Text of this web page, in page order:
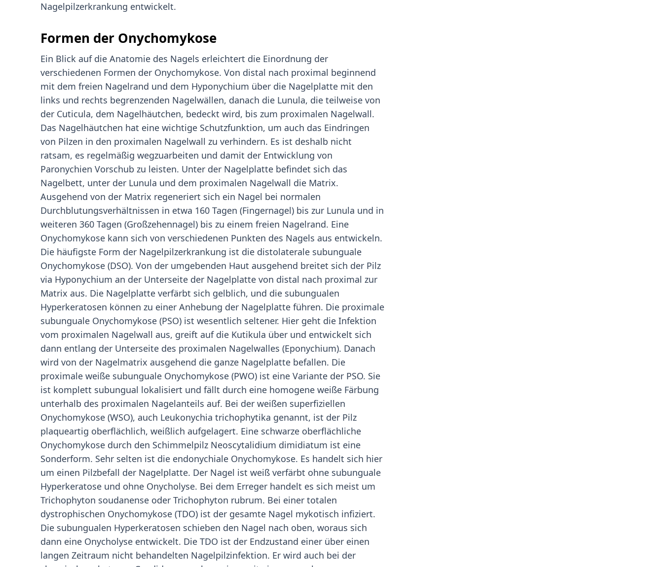
Nagelpilzerkrankung entwickelt.
Formen der Onychomykose
Ein Blick auf die Anatomie des Nagels erleichtert die Einordnung der
verschiedenen Formen der Onychomykose. Von distal nach proximal beginnend
mit dem freien Nagelrand und dem Hyponychium über die Nagelplatte mit den
links und rechts begrenzenden Nagelwällen, danach die Lunula, die teilweise von
der Cuticula, dem Nagelhäutchen, bedeckt wird, bis zum proximalen Nagelwall.
Das Nagelhäutchen hat eine wichtige Schutzfunktion, um auch das Eindringen
von Pilzen in den proximalen Nagelwall zu verhindern. Es ist deshalb nicht
ratsam, es regelmäßig wegzuarbeiten und damit der Entwicklung von
Paronychien Vorschub zu leisten. Unter der Nagelplatte befindet sich das
Nagelbett, unter der Lunula und dem proximalen Nagelwall die Matrix.
Ausgehend von der Matrix regeneriert sich ein Nagel bei normalen
Durchblutungsverhältnissen in etwa 160 Tagen (Fingernagel) bis zur Lunula und in
weiteren 360 Tagen (Großzehennagel) bis zu einem freien Nagelrand. Eine
Onychomykose kann sich von verschiedenen Punkten des Nagels aus entwickeln.
Die häufigste Form der Nagelpilzerkrankung ist die distolaterale subunguale
Onychomykose (DSO). Von der umgebenden Haut ausgehend breitet sich der Pilz
via Hyponychium an der Unterseite der Nagelplatte von distal nach proximal zur
Matrix aus. Die Nagelplatte verfärbt sich gelblich, und die subungualen
Hyperkeratosen können zu einer Anhebung der Nagelplatte führen. Die proximale
subunguale Onychomykose (PSO) ist wesentlich seltener. Hier geht die Infektion
vom proximalen Nagelwall aus, greift auf die Kutikula über und entwickelt sich
dann entlang der Unterseite des proximalen Nagelwalles (Eponychium). Danach
wird von der Nagelmatrix ausgehend die ganze Nagelplatte befallen. Die
proximale weiße subunguale Onychomykose (PWO) ist eine Variante der PSO. Sie
ist komplett subungual lokalisiert und fällt durch eine homogene weiße Färbung
unterhalb des proximalen Nagelanteils auf. Bei der weißen superfiziellen
Onychomykose (WSO), auch Leukonychia trichophytika genannt, ist der Pilz
plaqueartig oberflächlich, weißlich aufgelagert. Eine schwarze oberflächliche
Onychomykose durch den Schimmelpilz Neoscytalidium dimidiatum ist eine
Sonderform. Sehr selten ist die endonychiale Onychomykose. Es handelt sich hier
um einen Pilzbefall der Nagelplatte. Der Nagel ist weiß verfärbt ohne subunguale
Hyperkeratose und ohne Onycholyse. Bei dem Erreger handelt es sich meist um
Trichophyton soudanense oder Trichophyton rubrum. Bei einer totalen
dystrophischen Onychomykose (TDO) ist der gesamte Nagel mykotisch infiziert.
Die subungualen Hyperkeratosen schieben den Nagel nach oben, woraus sich
dann eine Onycholyse entwickelt. Die TDO ist der Endzustand einer über einen
langen Zeitraum nicht behandelten Nagelpilzinfektion. Er wird auch bei der